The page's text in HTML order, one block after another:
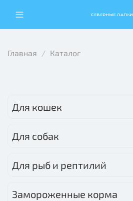
СЕВЕРНЫЕ ЛАПКИ
Главная Каталог
Для кошек
Для собак
Для рыб и рептилий
Замороженные корма